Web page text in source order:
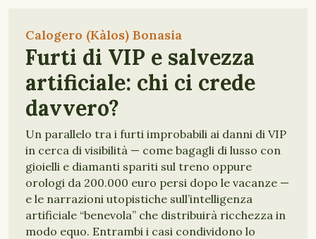
Calogero (Kàlos) Bonasia
Furti di VIP e salvezza
artificiale: chi ci crede
davvero?
Un parallelo tra i furti improbabili ai danni di VIP
in cerca di visibilità — come bagagli di lusso con
gioielli e diamanti spariti sul treno oppure
orologi da 200.000 euro persi dopo le vacanze —
e le narrazioni utopistiche sull’intelligenza
artificiale “benevola” che distribuirà ricchezza in
modo equo. Entrambi i casi condividono lo